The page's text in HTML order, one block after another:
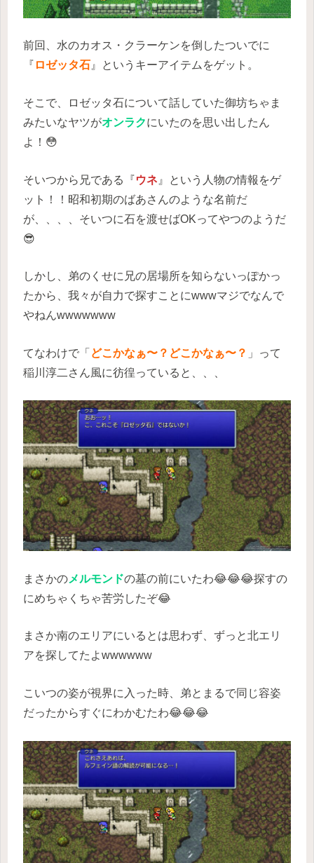
前回、水のカオス・クラーケンを倒したついでに
『 ロゼッタ石』というキーアイテムをゲット。
そこで、ロゼッタ石について話していた御坊ちゃま
みたいなヤツがオンラクにいたのを思い出したん
よ！😳
そいつから兄である『ウネ 』という人物の情報をゲ
ット！！昭和初期のばあさんのような名前だ
が、、、、そいつに石を渡せばOKってやつのようだ
😎
しかし、弟のくせに兄の居場所を知らないっぽかっ
たから、我々が自力で探すことにwwwマジでなんで
やねんwwwwwww
てなわけで「 どこかなぁ〜？どこかなぁ〜？ 」って
稲川淳二さん風に彷徨っていると、、、
まさかのメルモンドの墓の前にいたわ😂😂😂探すの
にめちゃくちゃ苦労したぞ😂
まさか南のエリアにいるとは思わず、ずっと北エリ
アを探してたよwwwwww
こいつの姿が視界に入った時、弟とまるで同じ容姿
だったからすぐにわかむたわ😂😂😂